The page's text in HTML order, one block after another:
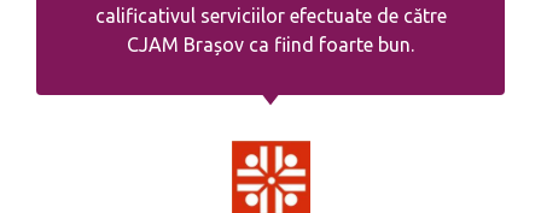
calificativul serviciilor efectuate de către
CJAM Brașov ca fiind foarte bun.